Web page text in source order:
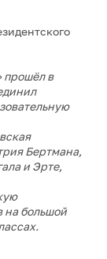
прошёл в
Бертмана,
и Эрте,
на большой